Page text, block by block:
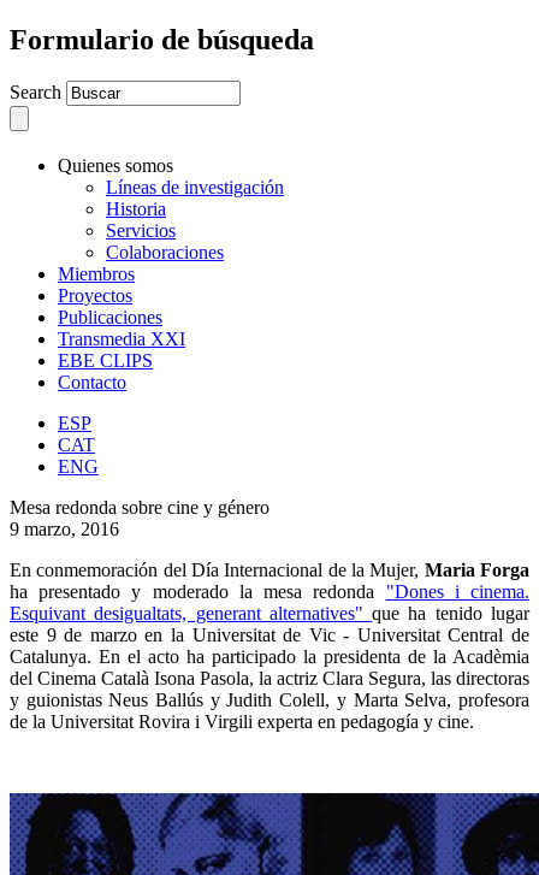
Formulario de búsqueda
Search
Quienes somos
Líneas de investigación
Historia
Servicios
Colaboraciones
Miembros
Proyectos
Publicaciones
Transmedia XXI
EBE CLIPS
Contacto
ESP
CAT
ENG
Mesa redonda sobre cine y género
9 marzo, 2016
En conmemoración del Día Internacional de la Mujer, Maria Forga
ha presentado y moderado la mesa redonda "Dones i cinema.
Esquivant desigualtats, generant alternatives"que ha tenido lugar
este 9 de marzo en la Universitat de Vic - Universitat Central de
Catalunya. En el acto ha participado la presidenta de la Acadèmia
del Cinema Català Isona Pasola, la actriz Clara Segura, las directoras
y guionistas Neus Ballús y Judith Colell, y Marta Selva, profesora
de la Universitat Rovira i Virgili experta en pedagogía y cine.